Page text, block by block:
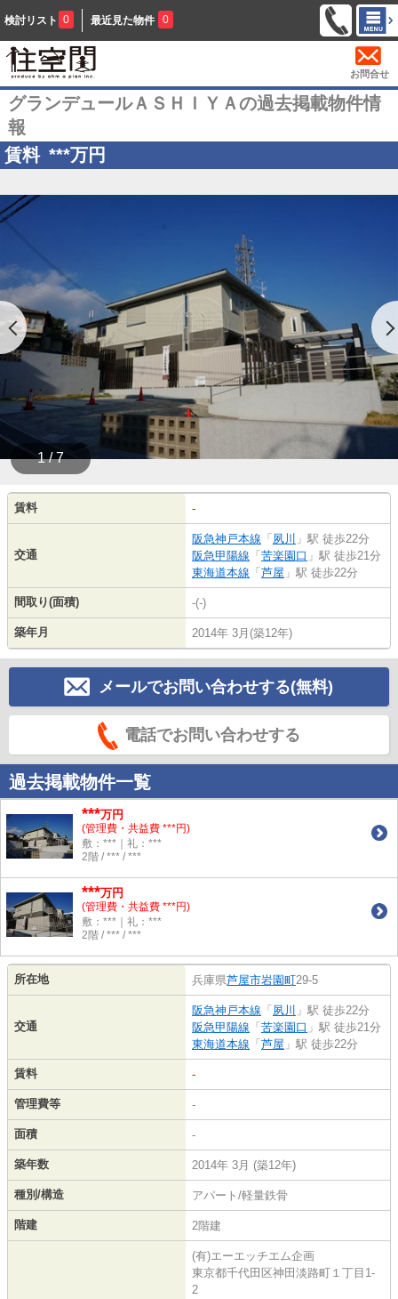
検討リスト 0 最近見た物件 0
お問合せ
グランデュールＡＳＨＩＹＡの過去掲載物件情
報
賃料 ***万円
1 / 7
賃料 -
交通
阪急神戸本線 「 夙川 」駅 徒歩22分
阪急甲陽線 「 苦楽園口 」駅 徒歩21分
東海道本線 「 芦屋 」駅 徒歩22分
間取り(面積) -(-)
築年月 2014年 3月(築12年)
メールでお問い合わせする(無料)
電話でお問い合わせする
過去掲載物件一覧
***万円
(管理費・共益費 ***円)
敷：***｜礼：***
2階 / *** / ***
***万円
(管理費・共益費 ***円)
敷：***｜礼：***
2階 / *** / ***
所在地 兵庫県芦屋市岩園町29-5
交通
阪急神戸本線 「 夙川 」駅 徒歩22分
阪急甲陽線 「 苦楽園口 」駅 徒歩21分
東海道本線 「 芦屋 」駅 徒歩22分
賃料 -
管理費等 -
面積 -
築年数 2014年 3月 (築12年)
種別/構造 アパート/軽量鉄骨
階建 2階建
(有)エーエッチエム企画
東京都千代田区神田淡路町１丁目1-
2